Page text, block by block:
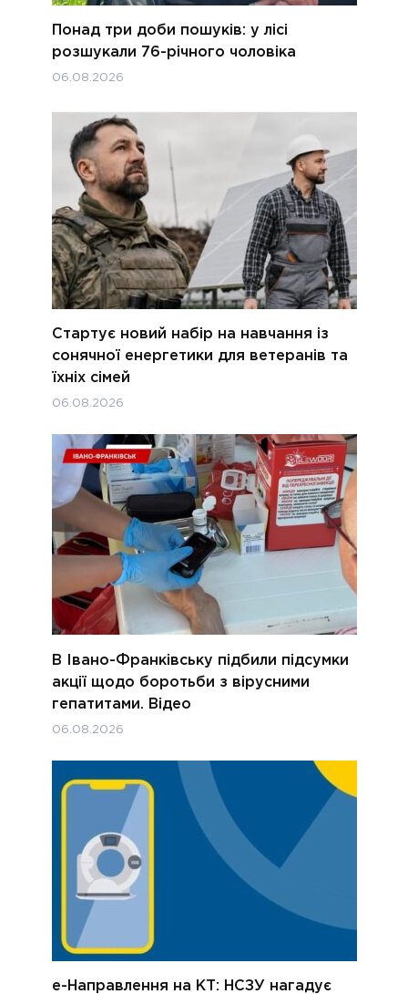
Понад три доби пошуків: у лісі
розшукали 76-річного чоловіка
06.08.2026
Стартує новий набір на навчання із
сонячної енергетики для ветеранів та
їхніх сімей
06.08.2026
В Івано-Франківську підбили підсумки
акції щодо боротьби з вірусними
гепатитами. Відео
06.08.2026
е-Направлення на КТ: НСЗУ нагадує